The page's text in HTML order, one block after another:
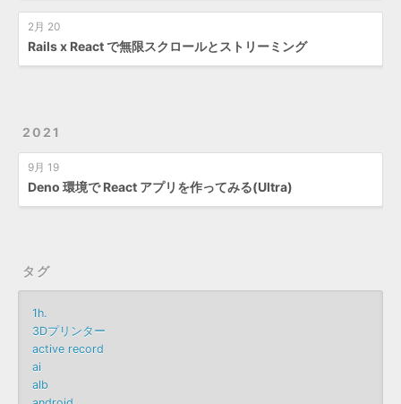
2月 20
Rails x React で無限スクロールとストリーミング
2021
9月 19
Deno 環境で React アプリを作ってみる(Ultra)
タグ
1h.
3Dプリンター
active record
ai
alb